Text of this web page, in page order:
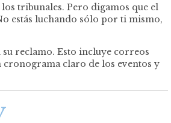
tribunales. Pero digamos que el
estás luchando sólo por ti mismo,
reclamo. Esto incluye correos
cronograma claro de los eventos y